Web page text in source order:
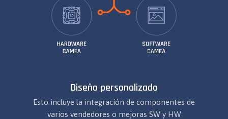
Diseño personalizado
Esto incluye la integración de componentes de
varios vendedores o mejoras SW y HW